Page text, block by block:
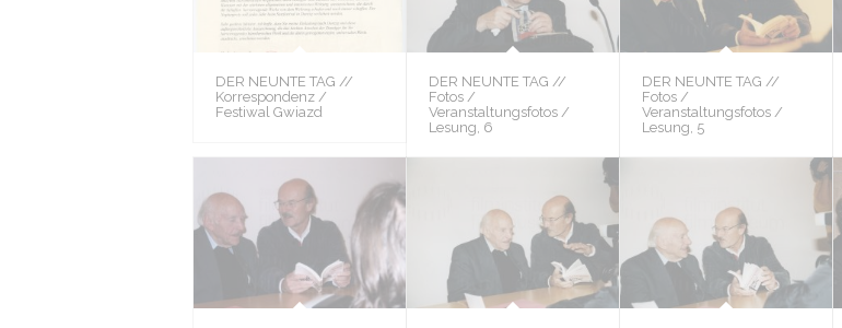
DER NEUNTE TAG //
Korrespondenz /
Festiwal Gwiazd
DER NEUNTE TAG //
Fotos /
Veranstaltungsfotos /
Lesung, 6
DER NEUNTE TAG //
Fotos /
Veranstaltungsfotos /
Lesung, 5